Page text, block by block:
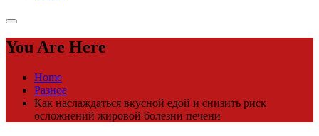
You Are Here
Home
Разное
Как наслаждаться вкусной едой и снизить риск
осложнений жировой болезни печени